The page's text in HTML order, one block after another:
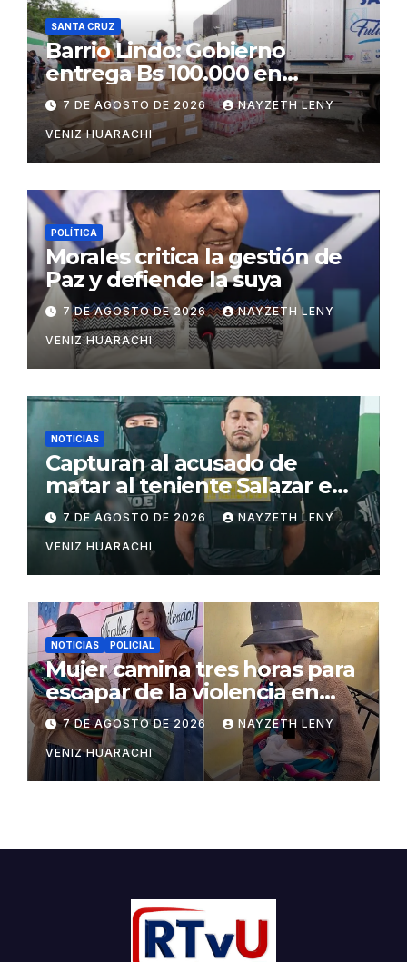
SANTA CRUZ
Barrio Lindo: Gobierno
entrega Bs 100.000 en
insumos para afectados
7 DE AGOSTO DE 2026 NAYZETH LENY
VENIZ HUARACHI
POLÍTICA
Morales critica la gestión de
Paz y defiende la suya
7 DE AGOSTO DE 2026 NAYZETH LENY
VENIZ HUARACHI
NOTICIAS
Capturan al acusado de
matar al teniente Salazar en
San Matías
7 DE AGOSTO DE 2026 NAYZETH LENY
VENIZ HUARACHI
NOTICIAS POLICIAL
Mujer camina tres horas para
escapar de la violencia en
Potosí
7 DE AGOSTO DE 2026 NAYZETH LENY
VENIZ HUARACHI